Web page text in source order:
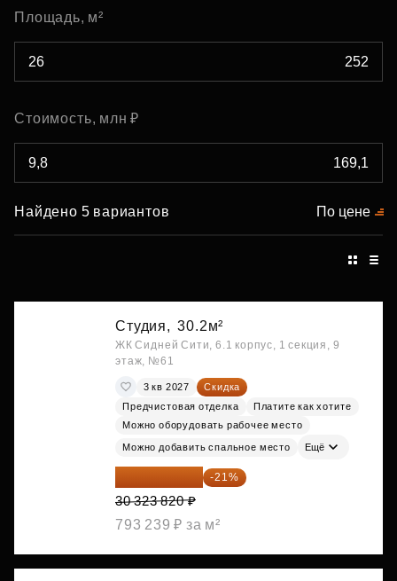
Площадь, м²
Стоимость, млн ₽
Найдено 5 вариантов По цене
Студия, 30.2м²
ЖК Сидней Сити, 6.1 корпус, 1 секция, 9
этаж, №61
3 кв 2027
Скидка
Предчистовая отделка
Платите как хотите
Можно оборудовать рабочее место
Можно добавить спальное место Ещё
23 955 818 ₽ -21%
30 323 820 ₽
793 239 ₽ за м²